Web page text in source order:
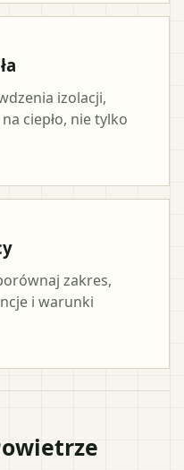
izolacji,
ciepło, nie tylko
zakres,
i warunki